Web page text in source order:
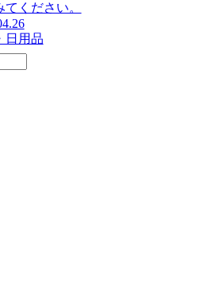
てください。
日用品